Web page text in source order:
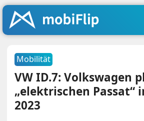
Mobilität
VW ID.7: Volkswagen
„elektrischen Passat“
2023